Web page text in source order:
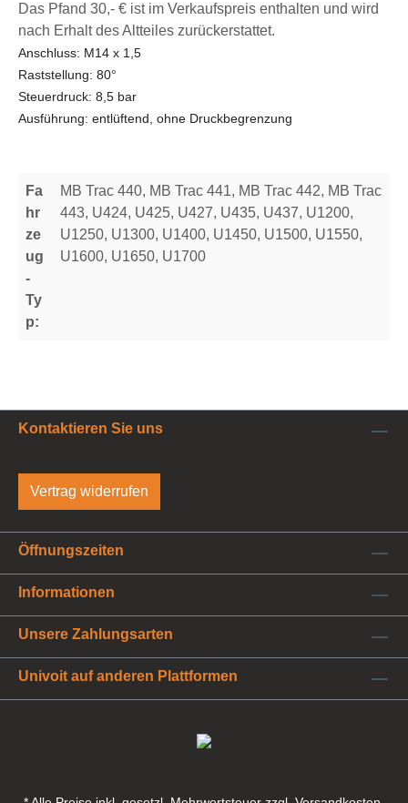
Das Pfand 30,- € ist im Verkaufspreis enthalten und wird
nach Erhalt des Altteiles zurückerstattet.
Anschluss: M14 x 1,5
Raststellung: 80°
Steuerdruck: 8,5 bar
Ausführung: entlüftend, ohne Druckbegrenzung
Fa
hr
ze
ug
-
Ty
p:
MB Trac 440, MB Trac 441, MB Trac 442, MB Trac
443, U424, U425, U427, U435, U437, U1200,
U1250, U1300, U1400, U1450, U1500, U1550,
U1600, U1650, U1700
Kontaktieren Sie uns
Vertrag widerrufen
Öffnungszeiten
Informationen
Unsere Zahlungsarten
Univoit auf anderen Plattformen